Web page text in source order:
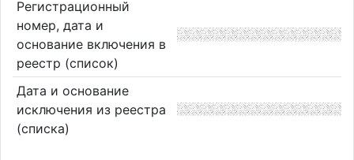
Регистрационный
номер, дата и
основание включения в
реестр (список)
Дата и основание
исключения из реестра
(списка)